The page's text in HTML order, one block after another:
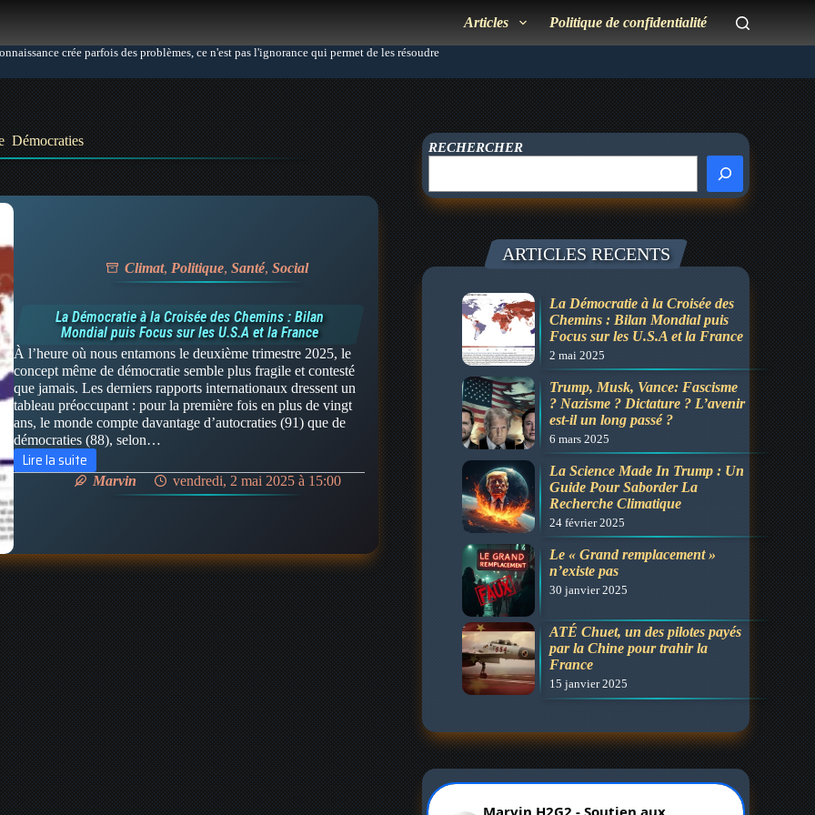
Articles Politique de confidentialité
crée parfois des problèmes, ce n'est pas l'ignorance qui permet de les résoudre
Démocraties
Climat, Politique, Santé, Social
La Démocratie à la Croisée des Chemins : Bilan
Mondial puis Focus sur les U.S.A et la France
À l’heure où nous entamons le deuxième trimestre 2025, le
concept même de démocratie semble plus fragile et contesté
que jamais. Les derniers rapports internationaux dressent un
tableau préoccupant : pour la première fois en plus de vingt
ans, le monde compte davantage d’autocraties (91) que de
démocraties (88), selon…
Lire la suite
La
Démocratie
Croisée
des
Chemins
:
Bilan
Mondial
puis
Focus
sur
les
U.S.A
et
Marvin vendredi, 2 mai 2025 à 15:00
RECHERCHER
ARTICLES RECENTS
La Démocratie à la Croisée des
Chemins : Bilan Mondial puis
Focus sur les U.S.A et la France
2 mai 2025
Trump, Musk, Vance: Fascisme
? Nazisme ? Dictature ? L’avenir
est-il un long passé ?
6 mars 2025
La Science Made In Trump : Un
Guide Pour Saborder La
Recherche Climatique
24 février 2025
Le « Grand remplacement »
n’existe pas
30 janvier 2025
ATÉ Chuet, un des pilotes payés
par la Chine pour trahir la
France
15 janvier 2025